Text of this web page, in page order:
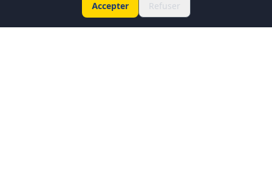
Accepter
Refuser